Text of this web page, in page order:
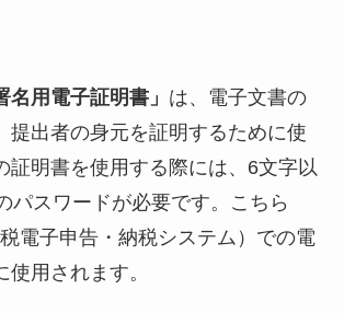
名用電子証明書」 は、電子文書の
提出者の身元を証明するために使
証明書を使用する際には、6文字以
パスワードが必要です。こちら
電子申告・納税システム）での電
用されます。